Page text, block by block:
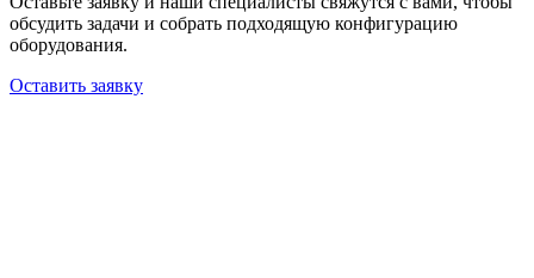
обсудить задачи и собрать подходящую конфигурацию
оборудования.
Оставить заявку